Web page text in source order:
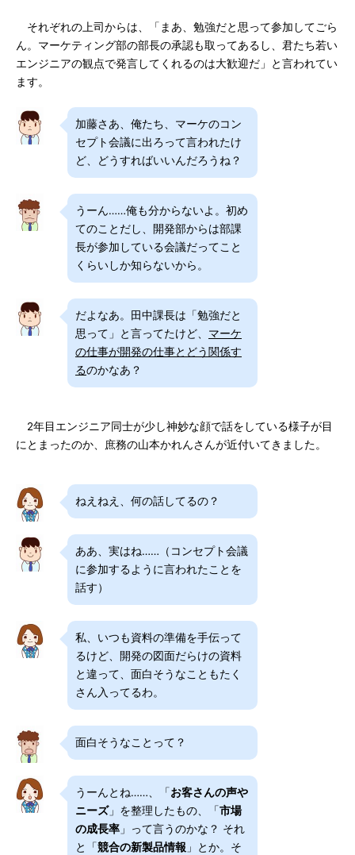
それぞれの上司からは、「まあ、勉強だと思って参加してごら
ん。マーケティング部の部長の承認も取ってあるし、君たち若い
エンジニアの観点で発言してくれるのは大歓迎だ」と言われてい
ます。
加藤さあ、俺たち、マーケのコン
セプト会議に出ろって言われたけ
ど、どうすればいいんだろうね？
うーん……俺も分からないよ。初め
てのことだし、開発部からは部課
長が参加している会議だってこと
くらいしか知らないから。
だよなあ。田中課長は「勉強だと
思って」と言ってたけど、 マーケ
の仕事が開発の仕事とどう関係す
るのかなあ？
2年目エンジニア同士が少し神妙な顔で話をしている様子が目
にとまったのか、庶務の山本かれんさんが近付いてきました。
ねえねえ、何の話してるの？
ああ、実はね……（コンセプト会議
に参加するように言われたことを
話す）
私、いつも資料の準備を手伝って
るけど、開発の図面だらけの資料
と違って、面白そうなこともたく
さん入ってるわ。
面白そうなことって？
うーんとね……、「お客さんの声や
ニーズ」を整理したもの、「市場
の成長率 」って言うのかな？ それ
と「競合の新製品情報 」とか。そ